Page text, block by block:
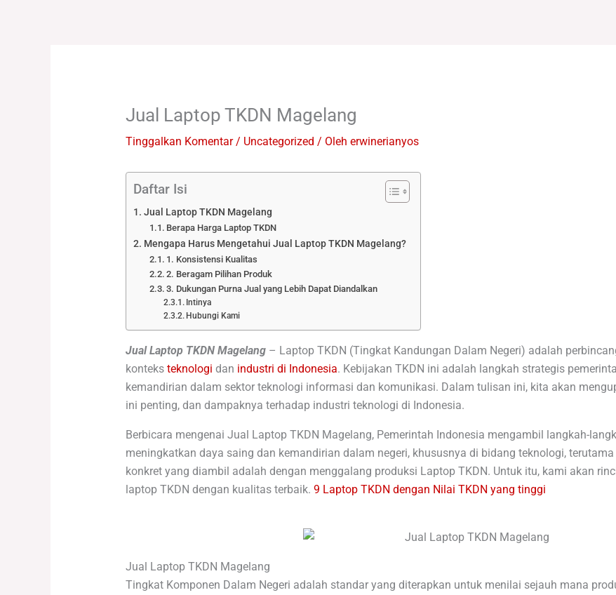
Jual Laptop TKDN Magelang
Tinggalkan Komentar / Uncategorized / Oleh erwinerianyos
Daftar Isi
Jual Laptop TKDN Magelang
Berapa Harga Laptop TKDN
Mengapa Harus Mengetahui Jual Laptop TKDN Magelang?
1. Konsistensi Kualitas
2. Beragam Pilihan Produk
3. Dukungan Purna Jual yang Lebih Dapat Diandalkan
Intinya
Hubungi Kami
Jual Laptop TKDN Magelang– Laptop TKDN (Tingkat Kandungan Dalam Negeri) adalah
konteks teknologi dan industri di Indonesia. Kebijakan TKDN ini adalah langkah strategis
kemandirian dalam sektor teknologi informasi dan komunikasi. Dalam tulisan ini, kita akan
ini penting, dan dampaknya terhadap industri teknologi di Indonesia.
Berbicara mengenai Jual Laptop TKDN Magelang, Pemerintah Indonesia mengambil langkah-
meningkatkan daya saing dan kemandirian dalam negeri, khususnya di bidang teknologi,
konkret yang diambil adalah dengan menggalang produksi Laptop TKDN. Untuk itu, kami akan
laptop TKDN dengan kualitas terbaik. 9 Laptop TKDN dengan Nilai TKDN yang tinggi
Jual Laptop TKDN Magelang
Tingkat Komponen Dalam Negeri adalah standar yang diterapkan untuk menilai sejauh mana